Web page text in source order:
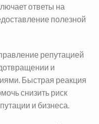
ответы на
полезной
репутацией
и
Быстрая реакция
снизить риск
и бизнеса.